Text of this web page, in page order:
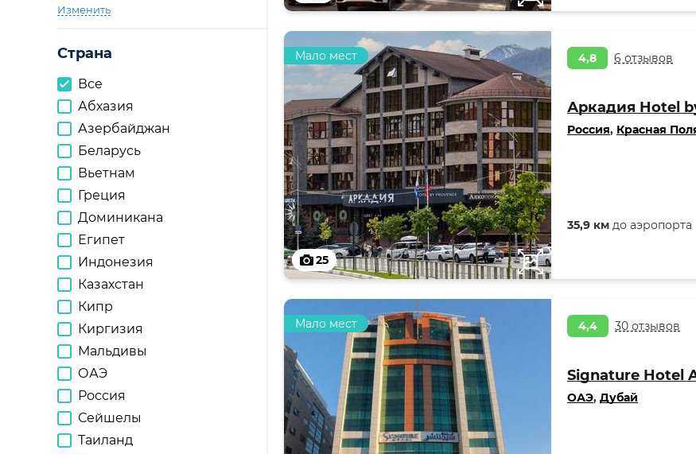
Изменить
Страна
Все
Абхазия
Азербайджан
Беларусь
Вьетнам
Греция
Доминикана
Египет
Индонезия
Казахстан
Кипр
Киргизия
Мальдивы
ОАЭ
Россия
Сейшелы
Таиланд
25
Мало мест 4,8 6 отзывов
Аркадия Hotel
Россия, Красная
35,9 км до аэропорта
Мало мест 4,4 30 отзывов
Signature Hotel
ОАЭ, Дубай